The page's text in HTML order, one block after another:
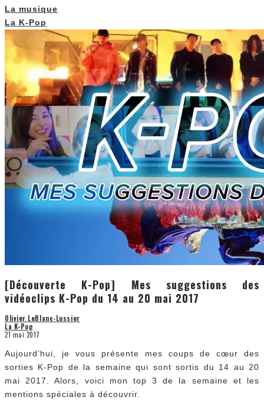
La musique
La K-Pop
[Découverte K-Pop] Mes suggestions des
vidéoclips K-Pop du 14 au 20 mai 2017
Olivier LeBlanc-Lussier
La K-Pop
21 mai 2017
Aujourd’hui, je vous présente mes coups de cœur des
sorties K-Pop de la semaine qui sont sortis du 14 au 20
mai 2017. Alors, voici mon top 3 de la semaine et les
mentions spéciales à découvrir.